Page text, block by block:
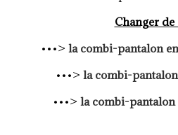
Changer de
•••> la combi-pantalon
•••> la combi-
•••> la combi-